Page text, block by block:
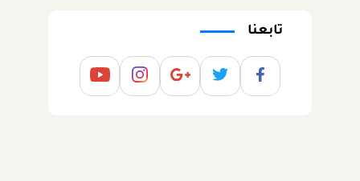
تابعنا